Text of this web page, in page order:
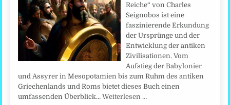
Reiche“ von Charles
Seignobos ist eine
faszinierende Erkundung
der Ursprünge und der
Entwicklung der antiken
Zivilisationen. Vom
Aufstieg der Babylonier
und Assyrer in Mesopotamien bis zum Ruhm des antiken
Griechenlands und Roms bietet dieses Buch einen
umfassenden Überblick…Weiterlesen …